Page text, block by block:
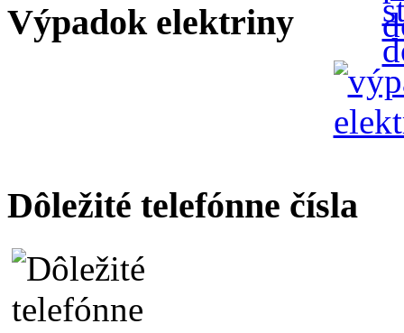
Výpadok elektriny
Dôležité telefónne čísla